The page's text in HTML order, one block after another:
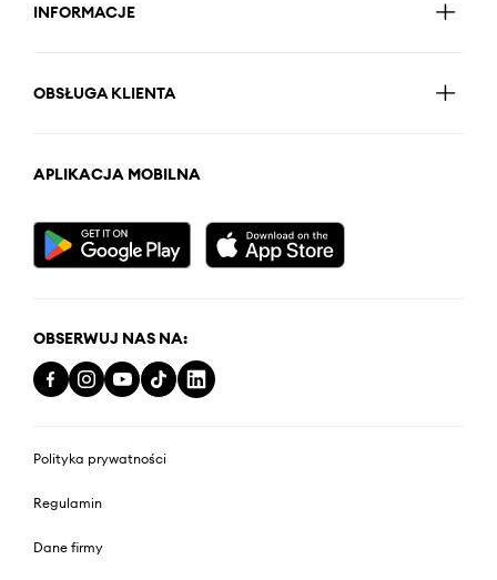
INFORMACJE
OBSŁUGA KLIENTA
APLIKACJA MOBILNA
OBSERWUJ NAS NA:
Polityka prywatności
Regulamin
Dane firmy